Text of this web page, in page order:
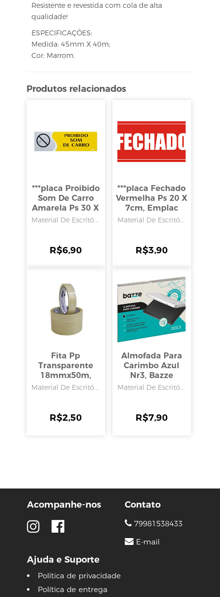
Resistente e revestida com cola de alta
qualidade!
ESPECIFICAÇÕES:
Medida: 45mm X 40m;
Cor: Marrom.
Produtos relacionados
***placa Proibido
Som De Carro
Amarela Ps 30 X
9cm, Emplac
Material De Escritó...
R$6,90
***placa Fechado
Vermelha Ps 20 X
7cm, Emplac
Material De Escritó...
R$3,90
Fita Pp
Transparente
18mmx50m,
Alltape
Material De Escritó...
R$2,50
Almofada Para
Carimbo Azul
Nr3, Bazze
Material De Escritó...
R$7,90
Acompanhe-nos
Ajuda e Suporte
Política de privacidade
Política de entrega
Contato
79981538433
E-mail